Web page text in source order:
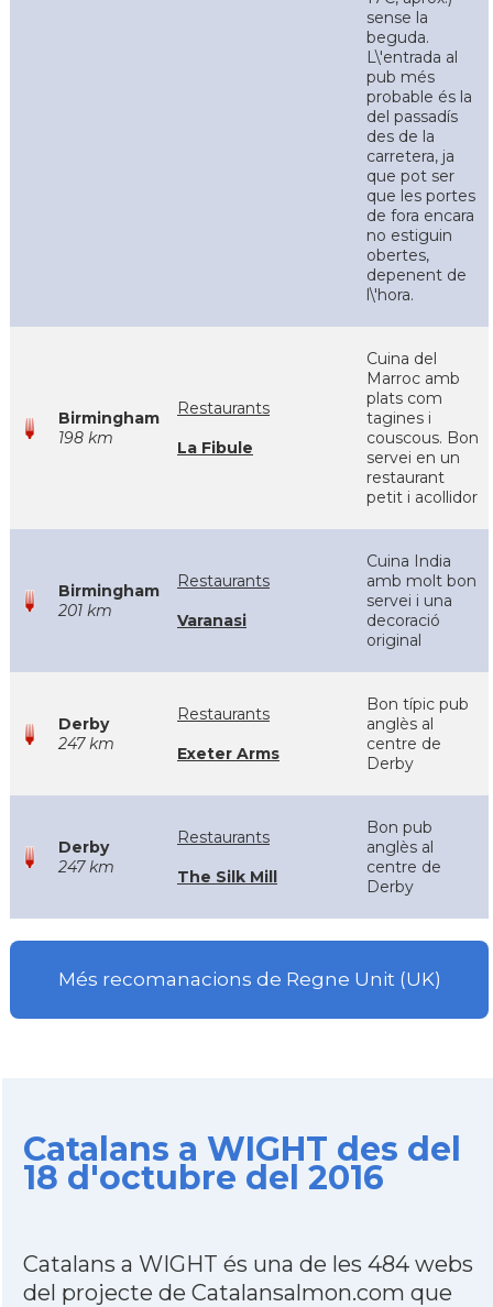
sense la
beguda.
L\'entrada al
pub més
probable és la
del passadís
des de la
carretera, ja
que pot ser
que les portes
de fora encara
no estiguin
obertes,
depenent de
l\'hora.
Birmingham
198 km
Restaurants
La Fibule
Cuina del
Marroc amb
plats com
tagines i
couscous. Bon
servei en un
restaurant
petit i acollidor
Birmingham
201 km
Restaurants
Varanasi
Cuina India
amb molt bon
servei i una
decoració
original
Derby
247 km
Restaurants
Exeter Arms
Bon típic pub
anglès al
centre de
Derby
Derby
247 km
Restaurants
The Silk Mill
Bon pub
anglès al
centre de
Derby
Més recomanacions de Regne Unit (UK)
Catalans a WIGHT des del
18 d'octubre del 2016
Catalans a WIGHT és una de les 484 webs
del projecte de Catalansalmon.com que